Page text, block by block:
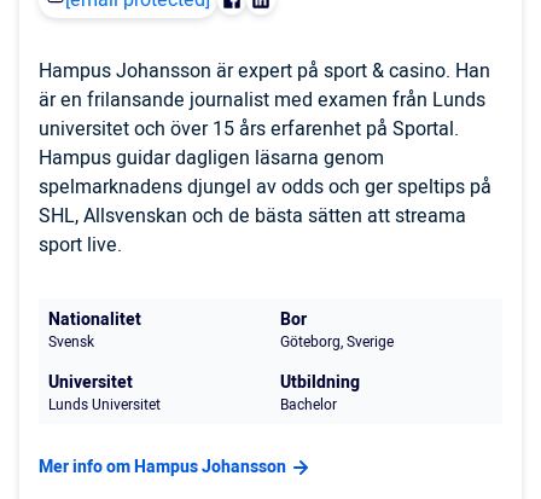
Hampus Johansson är expert på sport & casino. Han
är en frilansande journalist med examen från Lunds
universitet och över 15 års erfarenhet på Sportal.
Hampus guidar dagligen läsarna genom
spelmarknadens djungel av odds och ger speltips på
SHL, Allsvenskan och de bästa sätten att streama
sport live.
Nationalitet
Svensk
Bor
Göteborg, Sverige
Universitet
Lunds Universitet
Utbildning
Bachelor
Mer info om Hampus Johansson